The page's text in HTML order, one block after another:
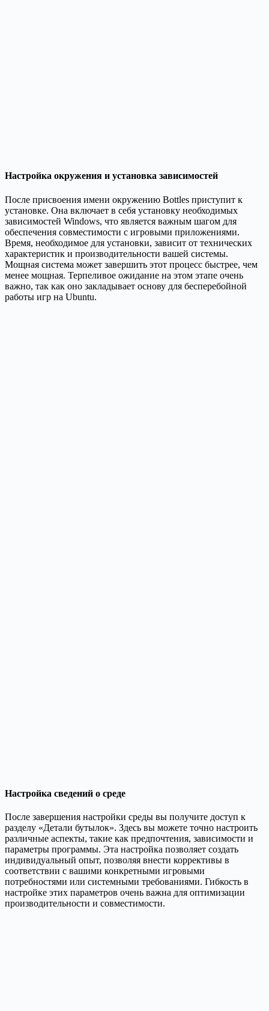
Настройка окружения и установка зависимостей
После присвоения имени окружению Bottles приступит к
установке. Она включает в себя установку необходимых
зависимостей Windows, что является важным шагом для
обеспечения совместимости с игровыми приложениями.
Время, необходимое для установки, зависит от технических
характеристик и производительности вашей системы.
Мощная система может завершить этот процесс быстрее, чем
менее мощная. Терпеливое ожидание на этом этапе очень
важно, так как оно закладывает основу для бесперебойной
работы игр на Ubuntu.
Настройка сведений о среде
После завершения настройки среды вы получите доступ к
разделу «Детали бутылок». Здесь вы можете точно настроить
различные аспекты, такие как предпочтения, зависимости и
параметры программы. Эта настройка позволяет создать
индивидуальный опыт, позволяя внести коррективы в
соответствии с вашими конкретными игровыми
потребностями или системными требованиями. Гибкость в
настройке этих параметров очень важна для оптимизации
производительности и совместимости.